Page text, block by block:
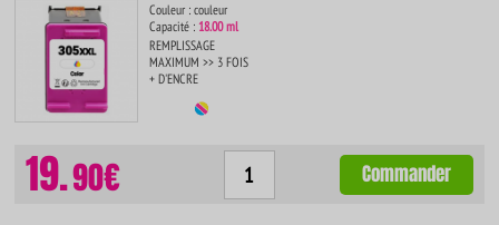
Couleur : couleur
Capacité : 18.00 ml
REMPLISSAGE
MAXIMUM >> 3 FOIS
+ D'ENCRE
19.90€ Commander